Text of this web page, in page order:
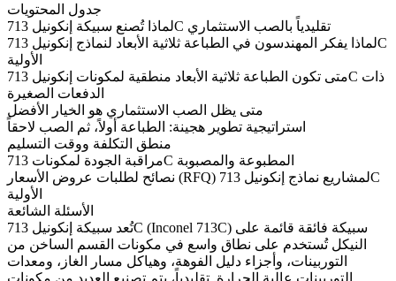
جدول المحتويات
لماذا تُصنع سبيكة إنكونيل 713C تقليدياً بالصب الاستثماري
لماذا يفكر المهندسون في الطباعة ثلاثية الأبعاد لنماذج إنكونيل 713C
الأولية
متى تكون الطباعة ثلاثية الأبعاد منطقية لمكونات إنكونيل 713C ذات
الدفعات الصغيرة
متى يظل الصب الاستثماري هو الخيار الأفضل
استراتيجية تطوير هجينة: الطباعة أولاً، ثم الصب لاحقاً
منطق التكلفة ووقت التسليم
مراقبة الجودة لمكونات 713C المطبوعة والمصبوبة
نصائح لطلبات عروض الأسعار (RFQ) لمشاريع نماذج إنكونيل 713C
الأولية
الأسئلة الشائعة
تُعد سبيكة إنكونيل 713C (Inconel 713C) سبيكة فائقة قائمة على
النيكل تُستخدم على نطاق واسع في مكونات القسم الساخن من
التوربينات، وأجزاء دليل الفوهة، وهياكل مسار الغاز، ومعدات
التوربينات عالية الحرارة. تقليدياً، يتم تصنيع العديد من مكونات